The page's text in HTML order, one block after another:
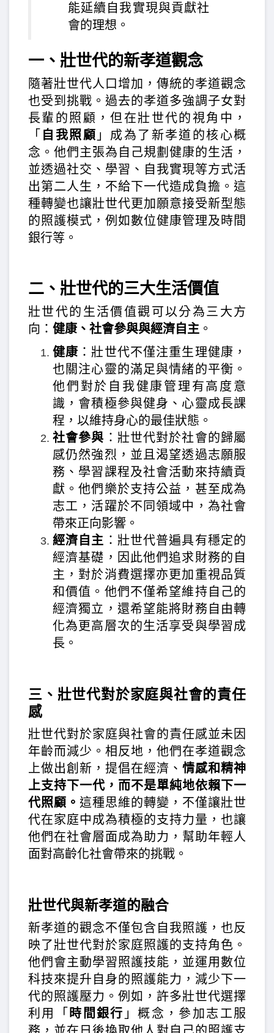
能延續自我實現與貢獻社
會的理想。
一、壯世代的新孝道觀念
隨著壯世代人口增加，傳統的孝道觀念
也受到挑戰。過去的孝道多強調子女對
長輩的照顧，但在壯世代的視角中，
「 自我照顧 」成為了新孝道的核心概
念。他們主張為自己規劃健康的生活，
並透過社交、學習、自我實現等方式活
出第二人生，不給下一代造成負擔。這
種轉變也讓壯世代更加願意接受新型態
的照護模式，例如數位健康管理及時間
銀行等。
二、壯世代的三大生活價值
壯世代的生活價值觀可以分為三大方
向： 健康、社會參與與經濟自主 。
健康 ：壯世代不僅注重生理健康，
也關注心靈的滿足與情緒的平衡。
他們對於自我健康管理有高度意
識，會積極參與健身、心靈成長課
程，以維持身心的最佳狀態。
社會參與 ：壯世代對於社會的歸屬
感仍然強烈，並且渴望透過志願服
務、學習課程及社會活動來持續貢
獻。他們樂於支持公益，甚至成為
志工，活躍於不同領域中，為社會
帶來正向影響。
經濟自主 ：壯世代普遍具有穩定的
經濟基礎，因此他們追求財務的自
主，對於消費選擇亦更加重視品質
和價值。他們不僅希望維持自己的
經濟獨立，還希望能將財務自由轉
化為更高層次的生活享受與學習成
長。
三、壯世代對於家庭與社會的責任
感
壯世代對於家庭與社會的責任感並未因
年齡而減少。相反地，他們在孝道觀念
上做出創新，提倡在經濟、 情感和精神
上支持下一代，而不是單純地依賴下一
代照顧。 這種思維的轉變，不僅讓壯世
代在家庭中成為積極的支持力量，也讓
他們在社會層面成為助力，幫助年輕人
面對高齡化社會帶來的挑戰。
壯世代與新孝道的融合
新孝道的觀念不僅包含自我照護，也反
映了壯世代對於家庭照護的支持角色。
他們會主動學習照護技能，並運用數位
科技來提升自身的照護能力，減少下一
代的照護壓力。例如，許多壯世代選擇
利用「 時間銀行 」概念，參加志工服